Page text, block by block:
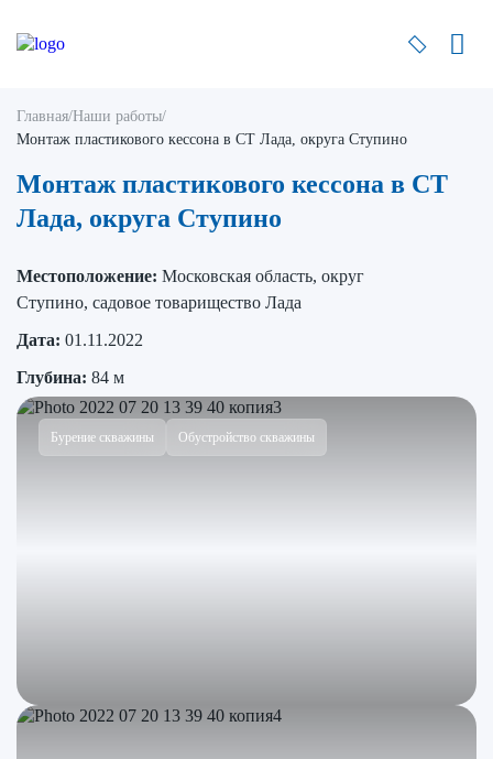
Главная/Наши работы/
Монтаж пластикового кессона в СТ Лада, округа Ступино
Монтаж пластикового кессона в СТ
Лада, округа Ступино
Местоположение: Московская область, округ
Ступино, садовое товарищество Лада
Дата: 01.11.2022
Глубина: 84 м
Бурение скважины Обустройство скважины